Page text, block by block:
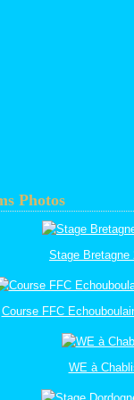
Photos
Stage Bretagne
Course FFC
WE à